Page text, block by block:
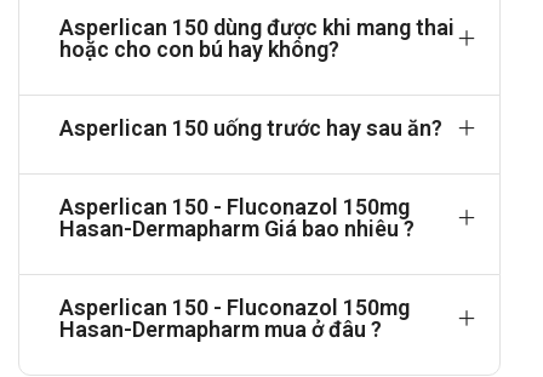
150
Cách dùng:
Uống với nước sôi để nguội, thể tích vừa đủ khoảng 200ml.
Nuốt nguyên viên, tránh vỡ nát viên để ảnh hưởng đến khả
của bác sĩ
Nên dùng thuốc liên tục cho đến khi biểu hiện lâm sàng và
xét nghiệm chứng tỏ bệnh đã khỏi hẳn để tránh tái phát
Liều dùng:
Asperlican 150 dùng được khi mang thai
hoặc cho con bú hay không?
Asperlican 150 uống trước hay sau ăn?
Asperlican 150 - Fluconazol 150mg
Hasan-Dermapharm Giá bao nhiêu ?
Asperlican 150 - Fluconazol 150mg
Hasan-Dermapharm mua ở đâu ?